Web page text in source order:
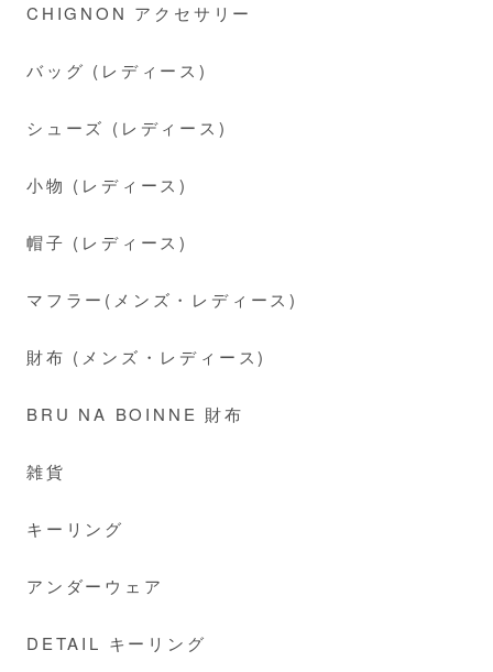
CHIGNON アクセサリー
バッグ (レディース)
シューズ (レディース)
小物 (レディース)
帽子 (レディース)
マフラー(メンズ・レディース)
財布 (メンズ・レディース)
BRU NA BOINNE 財布
雑貨
キーリング
アンダーウェア
DETAIL キーリング